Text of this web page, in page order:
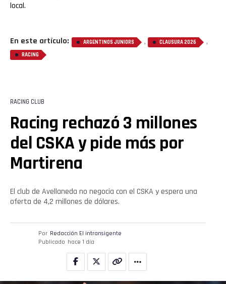
local.
En este artículo: ARGENTINOS JUNIORS , CLAUSURA 2026 ,
RACING
RACING CLUB
Racing rechazó 3 millones
del CSKA y pide más por
Martirena
El club de Avellaneda no negocia con el CSKA y espera una
oferta de 4,2 millones de dólares.
Por Redacción El intransigente
Publicado hace 1 día